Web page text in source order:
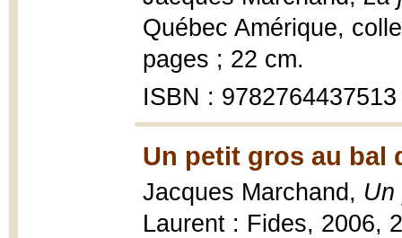
Québec Amérique,
pages ; 22 cm.
ISBN : 9782764437513
Un petit gros au bal
Jacques Marchand, Un
Laurent : Fides, 2006,